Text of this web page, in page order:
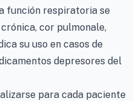
función respiratoria se
cor pulmonale,
su uso en casos de
depresores del
para cada paciente